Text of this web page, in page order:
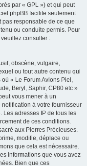
par « GPL ») et qui peut
phpBB facilite seulement
pas responsable de ce que
ou conduite permis. Pour
consulter :
obscène, vulgaire,
ou tout autre contenu qui
« Le Forum Avions Piel,
Beryl, Saphir, CP80 etc »
vous mener à un
à votre fournisseur
Les adresses IP de tous les
de ces conditions.
aux Pierres Précieuses.
modifie, déplace ou
que cela est nécessaire.
informations que vous avez
Bien que ces